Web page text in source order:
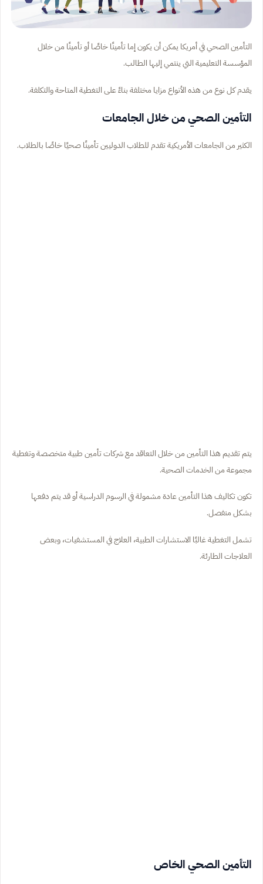
التأمين الصحي في أمريكا يمكن أن يكون إما تأمينًا خاصًا أو تأمينًا من خلال
المؤسسة التعليمية التي ينتمي إليها الطالب.
يقدم كل نوع من هذه الأنواع مزايا مختلفة بناءً على التغطية المتاحة والتكلفة.
التأمين الصحي من خلال الجامعات
الكثير من الجامعات الأمريكية تقدم للطلاب الدوليين تأمينًا صحيًا خاصًا بالطلاب.
يتم تقديم هذا التأمين من خلال التعاقد مع شركات تأمين طبية متخصصة وتغطية
مجموعة من الخدمات الصحية.
تكون تكاليف هذا التأمين عادة مشمولة في الرسوم الدراسية أو قد يتم دفعها
بشكل منفصل.
تشمل التغطية غالبًا الاستشارات الطبية، العلاج في المستشفيات، وبعض
العلاجات الطارئة.
التأمين الصحي الخاص